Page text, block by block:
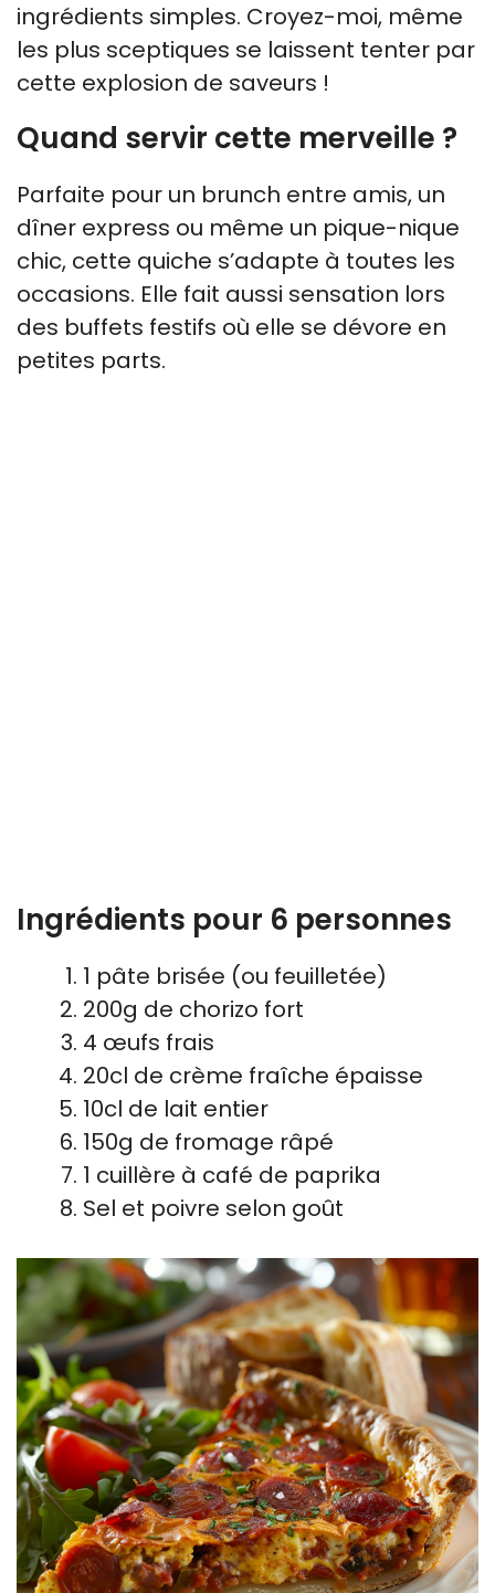
ingrédients simples. Croyez-moi, même
les plus sceptiques se laissent tenter par
cette explosion de saveurs !
Quand servir cette merveille ?
Parfaite pour un brunch entre amis, un
dîner express ou même un pique-nique
chic, cette quiche s’adapte à toutes les
occasions. Elle fait aussi sensation lors
des buffets festifs où elle se dévore en
petites parts.
Ingrédients pour 6 personnes
1 pâte brisée (ou feuilletée)
200g de chorizo fort
4 œufs frais
20cl de crème fraîche épaisse
10cl de lait entier
150g de fromage râpé
1 cuillère à café de paprika
Sel et poivre selon goût